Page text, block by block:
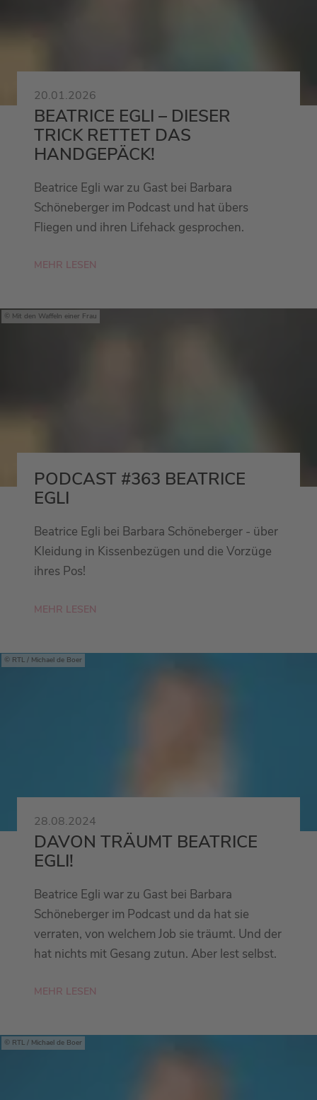
20.01.2026
BEATRICE EGLI – DIESER
TRICK RETTET DAS
HANDGEPÄCK!
Beatrice Egli war zu Gast bei Barbara
Schöneberger im Podcast und hat übers
Fliegen und ihren Lifehack gesprochen.
MEHR LESEN
Mit den Waffeln einer Frau
PODCAST #363 BEATRICE
EGLI
Beatrice Egli bei Barbara Schöneberger - über
Kleidung in Kissenbezügen und die Vorzüge
ihres Pos!
MEHR LESEN
RTL / Michael de Boer
28.08.2024
DAVON TRÄUMT BEATRICE
EGLI!
Beatrice Egli war zu Gast bei Barbara
Schöneberger im Podcast und da hat sie
verraten, von welchem Job sie träumt. Und der
hat nichts mit Gesang zutun. Aber lest selbst.
MEHR LESEN
RTL / Michael de Boer